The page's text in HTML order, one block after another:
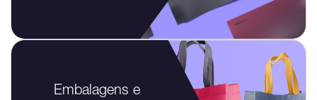
Embalagens e